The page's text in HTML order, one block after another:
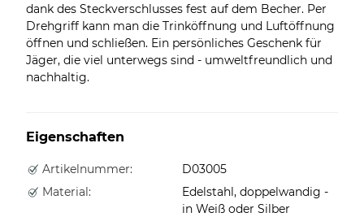
dank des Steckverschlusses fest auf dem Becher. Per
Drehgriff kann man die Trinköffnung und Luftöffnung
öffnen und schließen. Ein persönliches Geschenk für
Jäger, die viel unterwegs sind - umweltfreundlich und
nachhaltig.
Eigenschaften
Artikelnummer:
D03005
Material:
Edelstahl, doppelwandig -
in Weiß oder Silber